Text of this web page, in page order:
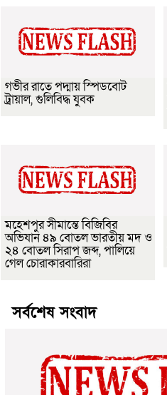
গভীর রাতে পদ্মায় স্পিডবোট
ট্রায়াল, গুলিবিদ্ধ যুবক
মহেশপুর সীমান্তে বিজিবির
অভিযান ৪৯ বোতল ভারতীয় মদ ও
২৪ বোতল সিরাপ জব্দ, পালিয়ে
গেল চোরাকারবারিরা
সর্বশেষ সংবাদ